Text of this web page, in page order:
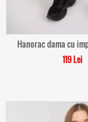
Hanorac dama cu
119 Lei